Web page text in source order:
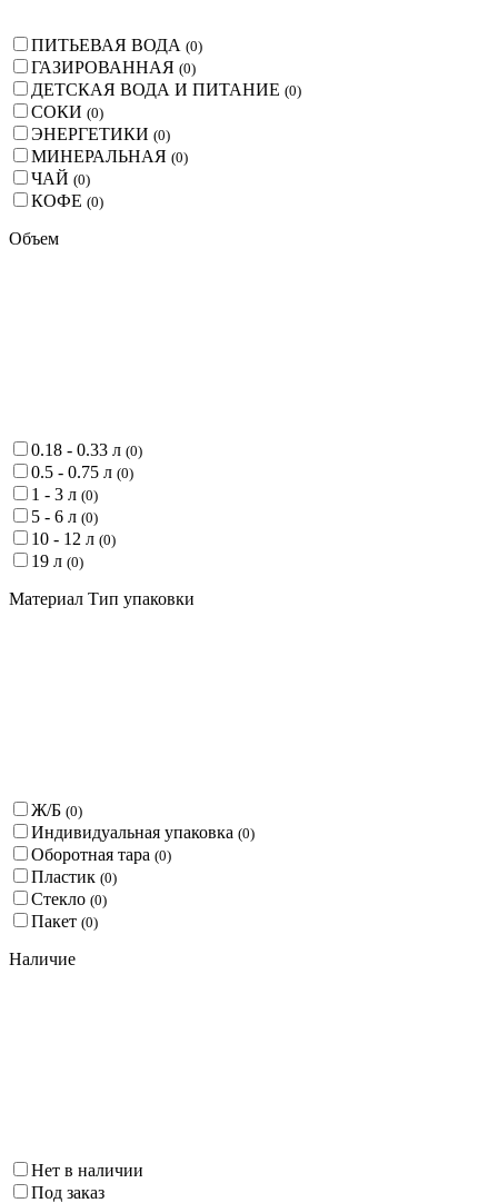
ПИТЬЕВАЯ ВОДА (0)
ГАЗИРОВАННАЯ (0)
ДЕТСКАЯ ВОДА И ПИТАНИЕ (0)
СОКИ (0)
ЭНЕРГЕТИКИ (0)
МИНЕРАЛЬНАЯ (0)
ЧАЙ (0)
КОФЕ (0)
Объем
0.18 - 0.33 л (0)
0.5 - 0.75 л (0)
1 - 3 л (0)
5 - 6 л (0)
10 - 12 л (0)
19 л (0)
Материал Тип упаковки
Ж/Б (0)
Индивидуальная упаковка (0)
Оборотная тара (0)
Пластик (0)
Стекло (0)
Пакет (0)
Наличие
Нет в наличии
Под заказ